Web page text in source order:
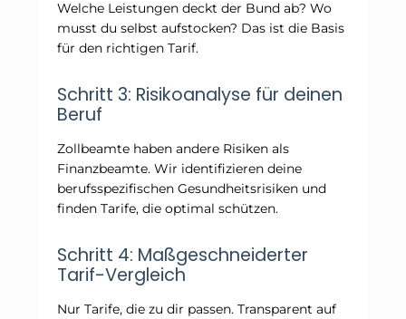
Welche Leistungen deckt der Bund ab? Wo
musst du selbst aufstocken? Das ist die Basis
für den richtigen Tarif.
Schritt 3: Risikoanalyse für deinen
Beruf
Zollbeamte haben andere Risiken als
Finanzbeamte. Wir identifizieren deine
berufsspezifischen Gesundheitsrisiken und
finden Tarife, die optimal schützen.
Schritt 4: Maßgeschneiderter
Tarif-Vergleich
Nur Tarife, die zu dir passen. Transparent auf